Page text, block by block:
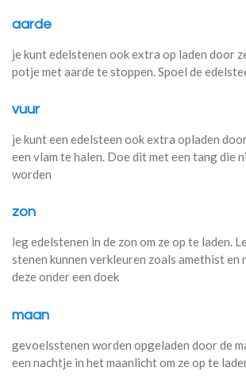
aarde
je kunt edelstenen ook extra op laden door
potje met aarde te stoppen. Spoel de
vuur
je kunt een edelsteen ook extra opladen
een vlam te halen. Doe dit met een tang die
worden
zon
leg edelstenen in de zon om ze op te laden.
stenen kunnen verkleuren zoals amethist en
deze onder een doek
maan
gevoelsstenen worden opgeladen door de
een nachtje in het maanlicht om ze op te